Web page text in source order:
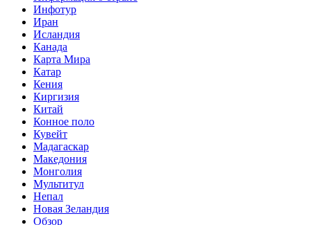
Инфотур
Иран
Исландия
Канада
Карта Мира
Катар
Кения
Киргизия
Китай
Конное поло
Кувейт
Мадагаскар
Македония
Монголия
Мультитул
Непал
Новая Зеландия
Обзор